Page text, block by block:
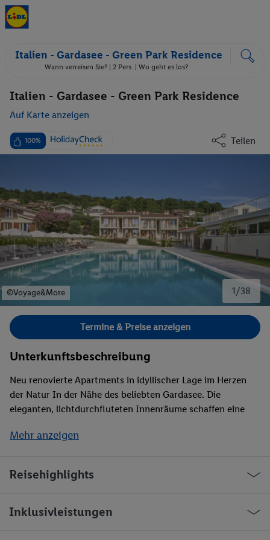
Italien - Gardasee - Green Park Residence
Wann verreisen Sie? | 2 Pers. | Wo geht es los?
Italien - Gardasee - Green Park Residence
Auf Karte anzeigen
100% Teilen
1/38
©Voyage&More
Bild 1 von 38.
Termine & Preise anzeigen
Unterkunftsbeschreibung
Neu renovierte Apartments in idyllischer Lage im Herzen
der Natur In der Nähe des beliebten Gardasee. Die
eleganten, lichtdurchfluteten Innenräume schaffen eine
erstreckt sich über die Wiesen und gut gepflegte
Anwesen bietet großzügige Parkmöglichkeiten und
erholsamen Aufenthalt garantieren. Dank der
Mehr anzeigen
Reisehighlights
Inklusivleistungen